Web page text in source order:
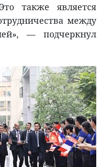
также является
между
— подчеркнул